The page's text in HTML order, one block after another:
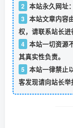
2 本站永久网址：
3 本站文章内容
权，请联系站长进
4 本站一切资源
其真实性负责。
5 本站一律禁止
客发现请向站长举